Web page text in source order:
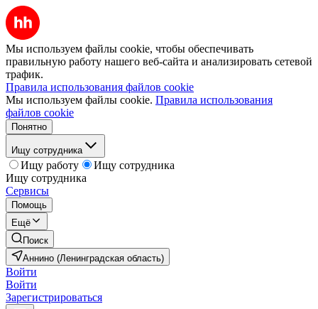
Мы используем файлы cookie, чтобы обеспечивать
правильную работу нашего веб-сайта и анализировать сетевой
трафик.
Правила использования файлов cookie
Мы используем файлы cookie. Правила использования
файлов cookie
Понятно
Ищу сотрудника
Ищу работу
Ищу сотрудника
Ищу сотрудника
Сервисы
Помощь
Ещё
Поиск
Аннино (Ленинградская область)
Войти
Войти
Зарегистрироваться